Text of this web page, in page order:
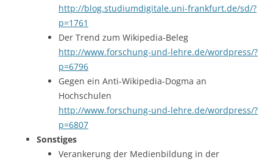
http://blog.studiumdigitale.uni-frankfurt.de/sd/?
p=1761
Der Trend zum Wikipedia-Beleg
http://www.forschung-und-lehre.de/wordpress/?
p=6796
Gegen ein Anti-Wikipedia-Dogma an
Hochschulen
http://www.forschung-und-lehre.de/wordpress/?
p=6807
Sonstiges
Verankerung der Medienbildung in der